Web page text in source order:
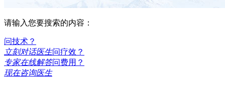
请输入您要搜索的内容：
问技术？
立刻对话医生问疗效？
专家在线解答问费用？
现在咨询医生